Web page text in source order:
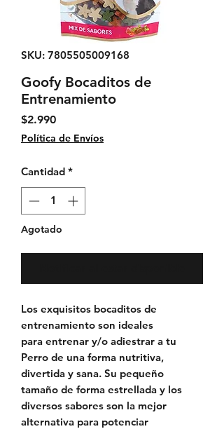
SKU: 7805505009168
Goofy Bocaditos de
Entrenamiento
$2.990Precio
Política de Envíos
Cantidad *
Agotado
Los exquisitos bocaditos de
entrenamiento son ideales
para entrenar y/o adiestrar a tu
Perro de una forma nutritiva,
divertida y sana. Su pequeño
tamaño de forma estrellada y los
diversos sabores son la mejor
alternativa para potenciar